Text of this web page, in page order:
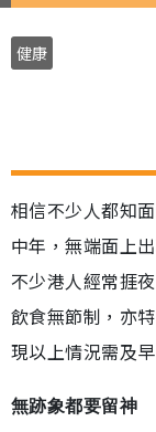
健康
相信不少人都知
中年，無端面上
不少港人經常捱
飲食無節制，亦
現以上情況需及
無跡象都要留神